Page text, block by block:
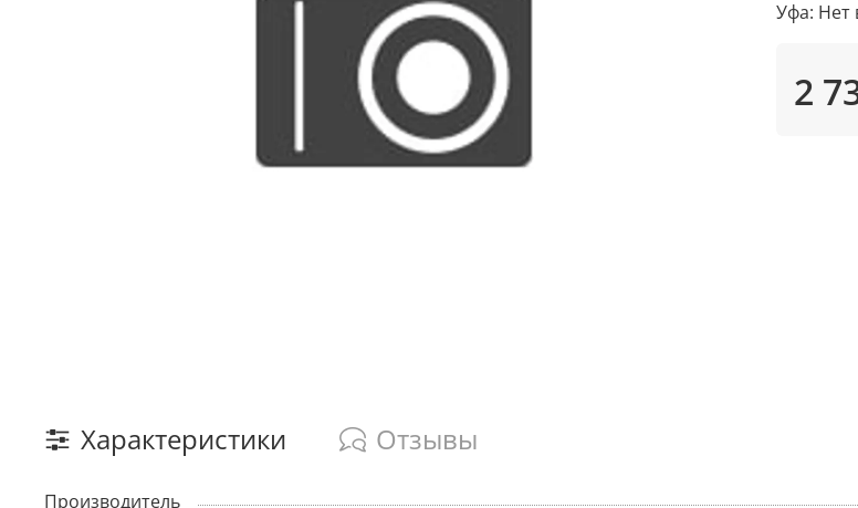
Уфа: Нет
2
Характеристики Отзывы
Производитель